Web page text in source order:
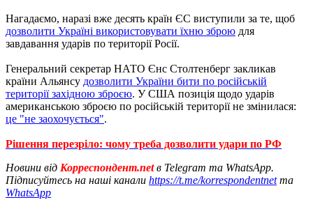
Нагадаємо, наразі вже десять країн ЄС виступили за те, щоб
дозволити Україні використовувати їхню зброю для
завдавання ударів по території Росії.
Генеральний секретар НАТО Єнс Столтенберг закликав
країни Альянсу дозволити України бити по російській
території західною зброєю. У США позиція щодо ударів
американською зброєю по російській території не змінилася:
це "не заохочується".
Рішення перезріло: чому треба дозволити удари по РФ
Новини від Корреспондент.netв Telegram та WhatsApp.
Підписуйтесь на наші канали https://t.me/korrespondentnetта
WhatsApp